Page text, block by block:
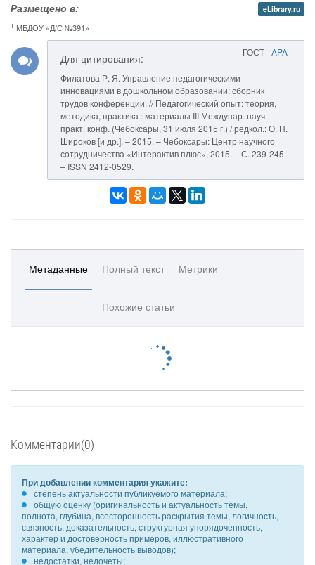
Размещено в:
eLibrary.ru
1 МБДОУ «Д/С №391»
ГОСТ APA
Для цитирования:
Филатова Р. Я. Управление педагогическими
инновациями в дошкольном образовании: сборник
трудов конференции. // Педагогический опыт: теория,
методика, практика : материалы III Междунар. науч.–
практ. конф. (Чебоксары, 31 июля 2015 г.) / редкол.: О. Н.
Широков [и др.]. – 2015. – Чебоксары: Центр научного
сотрудничества «Интерактив плюс», 2015. – С. 239-245.
– ISSN 2412-0529.
Метаданные Полный текст Метрики
Похожие статьи
Комментарии(0)
При добавлении комментария укажите:
степень актуальности публикуемого материала;
общую оценку (оригинальность и актуальность темы,
полнота, глубина, всесторонность раскрытия темы, логичность,
связность, доказательность, структурная упорядоченность,
характер и достоверность примеров, иллюстративного
материала, убедительность выводов);
недостатки, недочеты;